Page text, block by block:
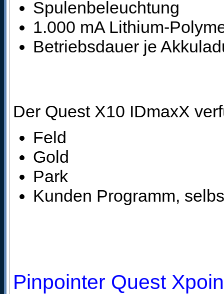
Spulenbeleuchtung
1.000 mA Lithium-
Betriebsdauer je
Der Quest X10 IDmaxX
Feld
Gold
Park
Kunden Programm,
Pinpointer Quest